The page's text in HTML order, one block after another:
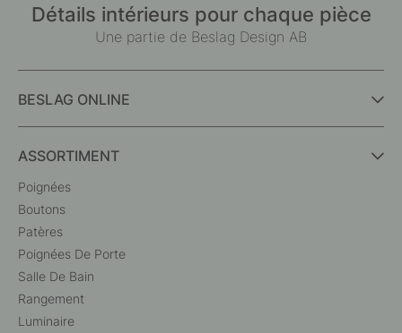
Détails intérieurs pour chaque pièce
Une partie de Beslag Design AB
BESLAG ONLINE
ASSORTIMENT
Poignées
Boutons
Patères
Poignées De Porte
Salle De Bain
Rangement
Luminaire